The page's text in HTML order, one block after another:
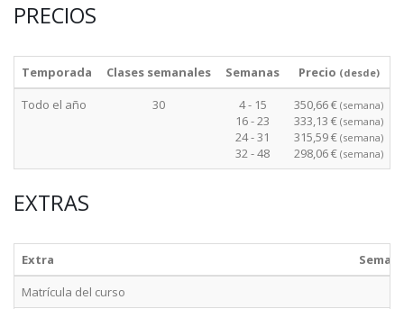
PRECIOS
Temporada Clases semanales Semanas Precio (desde)
Todo el año 30
4 - 15
16 - 23
24 - 31
32 - 48
350,66 € (semana)
333,13 € (semana)
315,59 € (semana)
298,06 € (semana)
EXTRAS
Extra
Matrícula del curso